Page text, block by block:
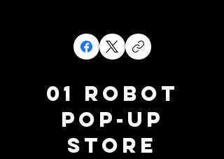
01 ROBOT
pop-up
store